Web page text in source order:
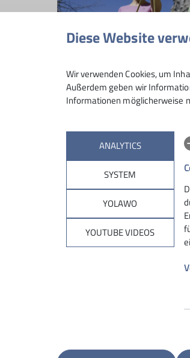
Sektion
Diese Website
Wir verwenden Cookies, um
Außerdem geben wir
Informationen möglicherweise
ANALYTICS
SYSTEM
YOLAWO
YOUTUBE VIDEOS